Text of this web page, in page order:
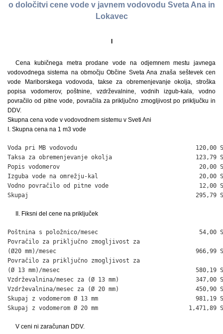
o določitvi cene vode v javnem vodovodu Sveta Ana in
Lokavec
I
Cena kubičnega metra prodane vode na odjemnem mestu javnega
vodovodnega sistema na območju Občine Sveta Ana znaša seštevek cen
vode Mariborskega vodovoda, takse za obremenjevanje okolja, stroška
popisa vodomerov, poštnine, vzdrževalnine, vodnih izgub-kala, vodno
povračilo od pitne vode, povračila za priključno zmogljivost po priključku in
DDV.
Skupna cena vode v vodovodnem sistemu v Sveti Ani
I. Skupna cena na 1 m3 vode
Voda pri MB vodovodu                                  120,00
Taksa za obremenjevanje okolja                        123,79
Popis vodomerov                                        20,00
Izguba vode na omrežju-kal                             20,00
Vodno povračilo od pitne vode                          12,00
Skupaj                                                295,79
II. Fiksni del cene na priključek
Poštnina s položnico/mesec                             54,00
Povračilo za priključno zmogljivost za
(Ø20 mm)/mesec                                        966,99
Povračilo za priključno zmogljivost za
(Ø 13 mm)/mesec                                       580,19
Vzdrževalnina/mesec za (Ø 13 mm)                      347,00
Vzdrževalnina/mesec za (Ø 20 mm)                      450,90
Skupaj z vodomerom Ø 13 mm                            981,19
Skupaj z vodomerom Ø 20 mm                          1,471,89
V ceni ni zaračunan DDV.